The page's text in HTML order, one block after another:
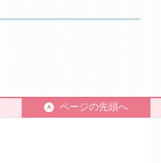
ページの先頭へ